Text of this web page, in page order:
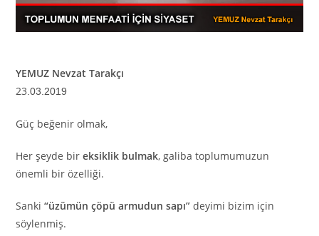
YEMUZ Nevzat Tarakçı
23 .03.2019
Güç beğenir olmak,
Her şeyde bireksiklik bulmak, galiba toplumumuzun
önemli bir özelliği.
Sanki“üzümün çöpü armudun sapı” deyimi bizim için
söylenmiş.